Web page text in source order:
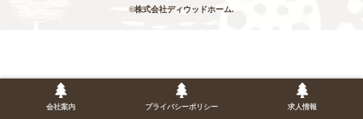
©株式会社ディウッドホーム.
会社案内 プライバシーポリシー 求人情報